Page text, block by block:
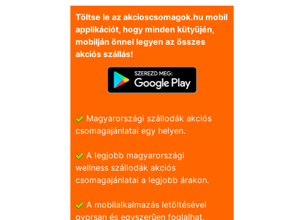
Töltse le az akcioscsomagok.hu mobil
applikációt, hogy minden kütyüjén,
mobilján önnel legyen az összes
akciós szállás!
Magyarországi szállodák akciós
csomagajánlatai egy helyen.
A legjobb magyarországi
wellness szállodák akciós
csomagajánlatai a legjobb árakon.
A mobilalkalmazás letöltésével
gyorsan és egyszerũen foglalhat.